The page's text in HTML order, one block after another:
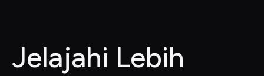
Jelajahi Lebih